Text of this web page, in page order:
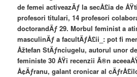
de femei activeazÄƒ la secÅ£ia de
profesori titulari, 14 profesori
doctorandÄƒ 29. Morbul feminist a
masculinÄƒ a facultÄƒÅ£ii_: pot fi
Åžtefan StÄƒnciugelu, autorul unor
feministe 30 ÅŸi recenzii Ã®n
Å¢Äƒranu, galant cronicar al